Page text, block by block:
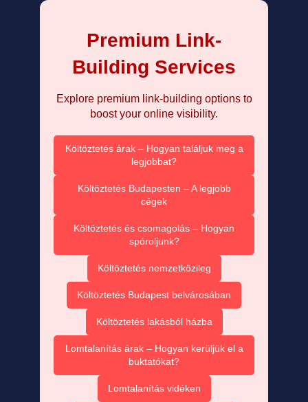
Premium Link-
Building Services
Explore premium link-building options to
boost your online visibility.
Költöztetés árak – Hogyan találjuk meg a
legjobbat?
Költöztetés Budapesten – A legjobb
cégek
Költöztetés és csomagolás – Hogyan
spóroljunk?
Költöztetés nemzetközileg
Költöztetés Budapest belvárosában
Költöztetés lakásból házba
Lomtalanítás árak – Hogyan kerüljük el a
buktatókat?
Lomtalanítás vidéken